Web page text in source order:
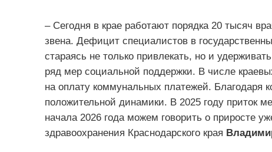
– Сегодня в крае работают порядка 20 тысяч
звена. Дефицит специалистов в
стараясь не только привлекать, но и
ряд мер социальной поддержки. В числе
на оплату коммунальных платежей. Благодаря
положительной динамики. В 2025 году приток
начала 2026 года можем говорить о приросте
здравоохранения Краснодарского края